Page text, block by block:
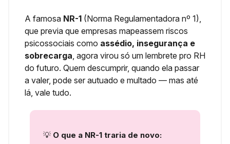
A famosa NR-1 (Norma Regulamentadora nº 1),
que previa que empresas mapeassem riscos
psicossociais como assédio, insegurança e
sobrecarga, agora virou só um lembrete pro RH
do futuro. Quem descumprir, quando ela passar
a valer, pode ser autuado e multado — mas até
lá, vale tudo.
💡 O que a NR-1 traria de novo: